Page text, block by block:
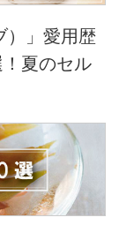
）」愛用歴
夏のセル